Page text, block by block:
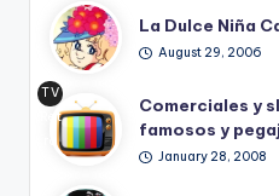
La Dulce Niña
August 29, 2006
TV
Ret
ro
Comerciales y
famosos y
January 28, 2008